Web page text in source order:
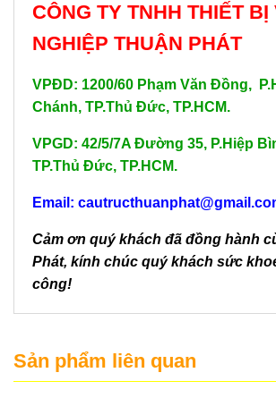
CÔNG TY TNHH THIẾT BỊ
NGHIỆP THUẬN PHÁT
VPĐD: 1200/60 Phạm Văn Đồng,
Chánh, TP.Thủ Đức, TP.HCM.
VPGD: 42/5/7A Đường 35, P.Hiệp
TP.Thủ Đức, TP.HCM.
Email:
Cảm ơn quý khách đã đồng hành
Phát, kính chúc quý khách sức
công!
Sản phẩm liên quan